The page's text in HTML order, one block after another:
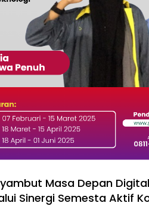
Masa Depan Digital
Sinergi Semesta Aktif